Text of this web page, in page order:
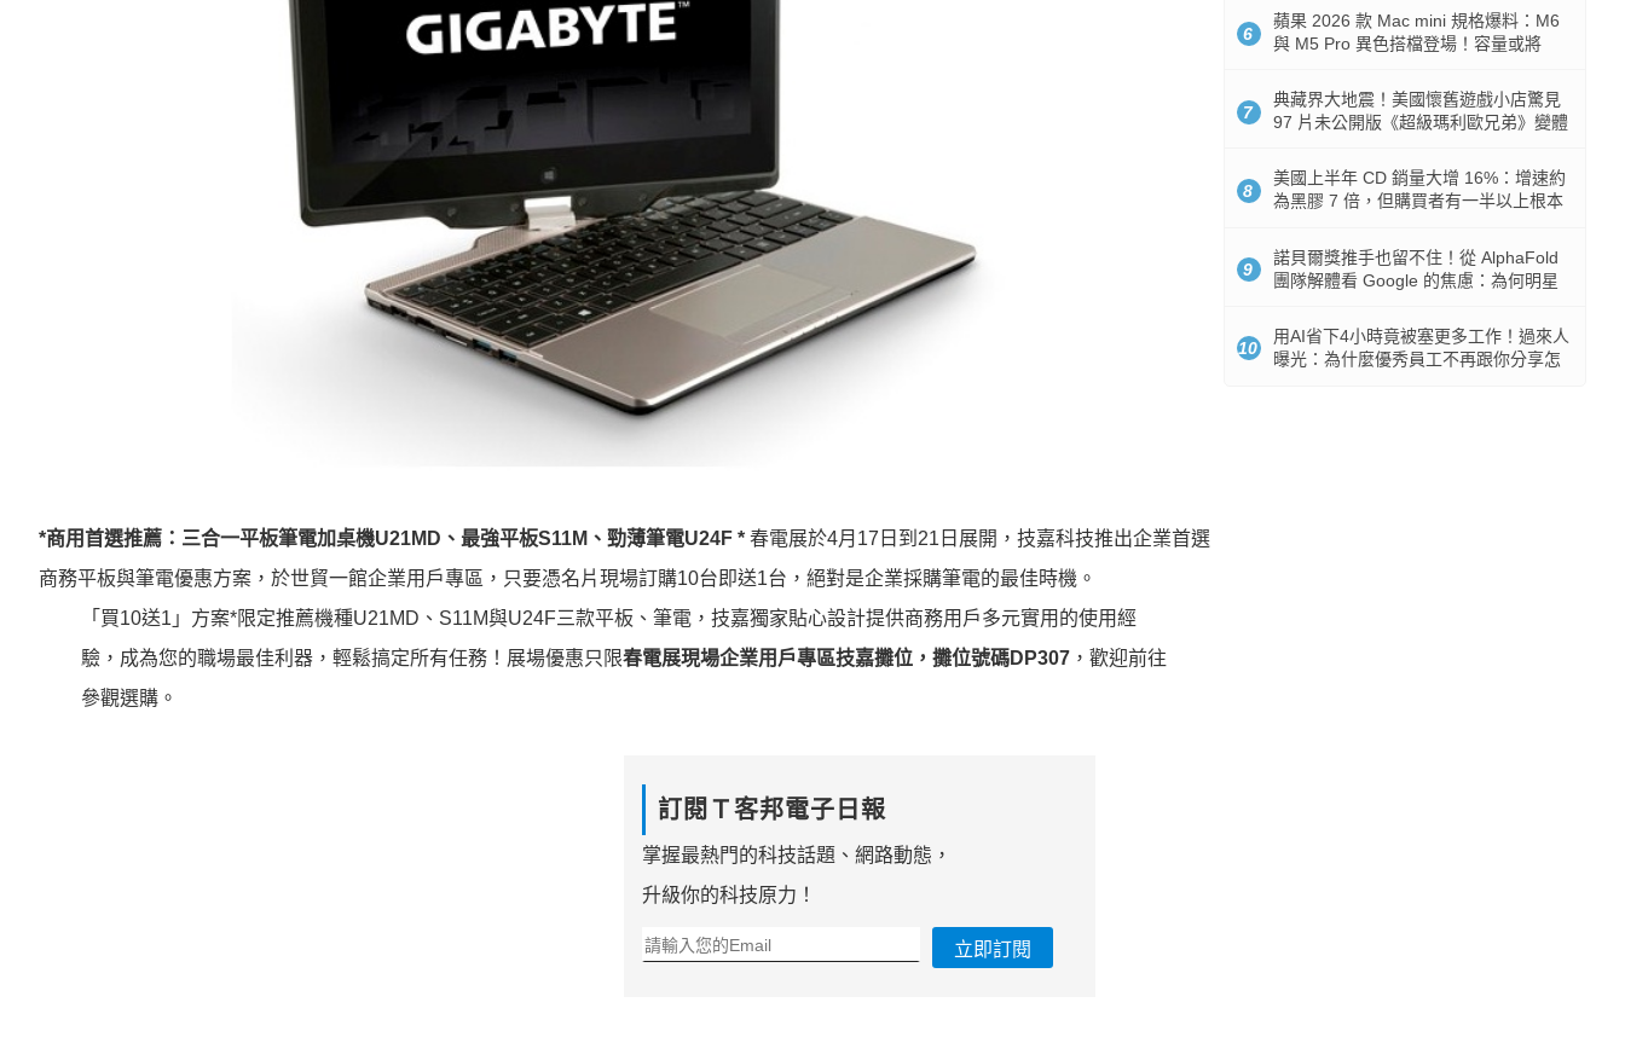
*商用首選推薦：三合一平板筆電加桌機U21MD、最強平板S11M、勁薄筆電U24F * 春電展於4月17日到21日展開，技嘉科技推出企業首選
商務平板與筆電優惠方案，於世貿一館企業用戶專區，只要憑名片現場訂購10台即送1台，絕對是企業採購筆電的最佳時機。
「買10送1」方案*限定推薦機種U21MD、S11M與U24F三款平板、筆電，技嘉獨家貼心設計提供商務用戶多元實用的使用經
驗，成為您的職場最佳利器，輕鬆搞定所有任務！展場優惠只限春電展現場企業用戶專區技嘉攤位，攤位號碼DP307 ，歡迎前往
參觀選購。
訂閱Ｔ客邦電子日報
掌握最熱門的科技話題、網路動態，
升級你的科技原力！
立即訂閱
6
蘋果 2026 款 Mac mini 規格爆料：M6
與 M5 Pro 異色搭檔登場！容量或將
7
典藏界大地震！美國懷舊遊戲小店驚見
97 片未公開版《超級瑪利歐兄弟》變體
8
美國上半年 CD 銷量大增 16%：增速約
為黑膠 7 倍，但購買者有一半以上根本
9
諾貝爾獎推手也留不住！從 AlphaFold
團隊解體看 Google 的焦慮：為何明星
10
用AI省下4小時竟被塞更多工作！過來人
曝光：為什麼優秀員工不再跟你分享怎